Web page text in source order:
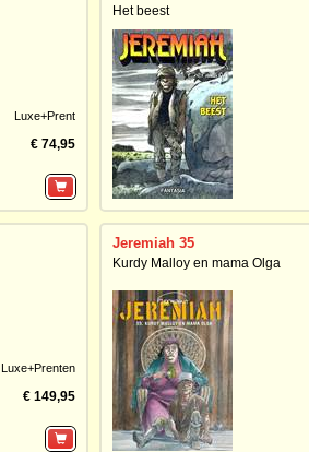
Luxe+Prent
€ 74,95
Het beest
Luxe+Prenten
€ 149,95
Jeremiah 35
Kurdy Malloy en mama Olga